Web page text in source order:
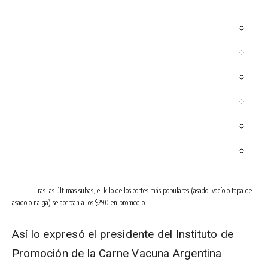
Tras las últimas subas, el kilo de los cortes más populares (asado, vacío o tapa de
asado o nalga) se acercan a los $290 en promedio.
Así lo expresó el presidente del Instituto de
Promoción de la Carne Vacuna Argentina